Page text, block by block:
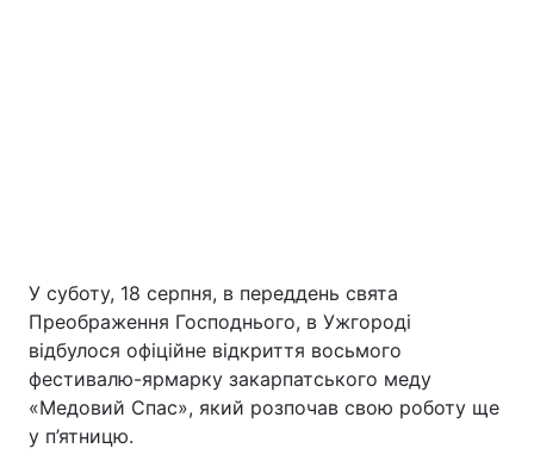
Київ Львів
Дніпро
Одеса
У суботу, 18 серпня, в переддень свята
Преображення Господнього, в Ужгороді
відбулося офіційне відкриття восьмого
фестивалю-ярмарку закарпатського меду
«Медовий Спас», який розпочав свою роботу ще
у п’ятницю.